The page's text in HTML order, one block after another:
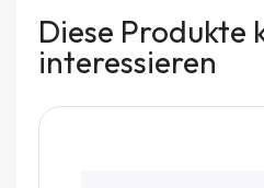
Diese Produkte
interessieren